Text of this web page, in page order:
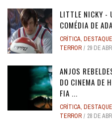
LITTLE NICKY -
COMÉDIA DE
CRÍTICA,
TERROR
29 DE
ANJOS
DO CINEMA DE
FIA ...
CRÍTICA,
TERROR
28 DE